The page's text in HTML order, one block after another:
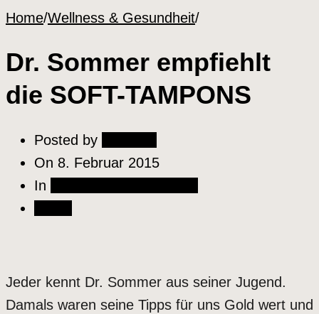
Home/Wellness & Gesundheit/
Dr. Sommer empfiehlt
die SOFT-TAMPONS
Posted by
On 8. Februar 2015
In
Jeder kennt Dr. Sommer aus seiner Jugend.
Damals waren seine Tipps für uns Gold wert und